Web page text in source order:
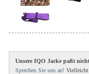
Unsere IQO Jacke paßt
Sprechen Sie uns an! Vielleicht